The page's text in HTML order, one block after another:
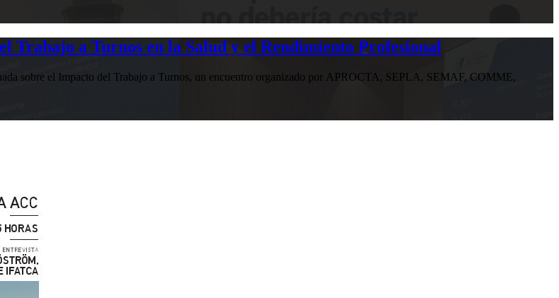
Trabajo a Turnos en la Salud y el Rendimiento Profesional
sobre el Impacto del Trabajo a Turnos, un encuentro organizado por APROCTA, SEPLA, SEMAF, COMME,